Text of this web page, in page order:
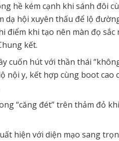
hề kém cạnh khi sánh đôi
dạ hội xuyên thấu để lộ
điểm khi tạo nên màn đọ sắc
kết.
cuốn hút với thần thái
nội y, kết hợp cùng boot cao
“căng đét” trên thảm đỏ
hiện với diện mạo sang